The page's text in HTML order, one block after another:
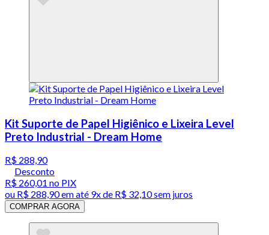
Kit Suporte de Papel Higiênico e Lixeira Level
Preto Industrial - Dream Home
R$ 288,90
Desconto
R$ 260,01 no PIX
ou R$ 288,90em até 9x de R$ 32,10 sem juros
COMPRAR AGORA